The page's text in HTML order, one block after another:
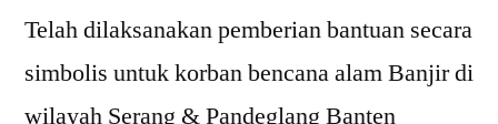
Telah dilaksanakan pemberian bantuan secara
simbolis untuk korban bencana alam Banjir di
wilayah Serang & Pandeglang Banten